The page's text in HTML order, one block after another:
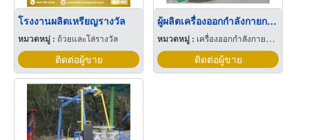
โรงงานผลิตเหรียญรางวัล
หมวดหมู่ : ถ้วยและโล่รางวัล
ติดต่อผู้ขาย
ผู้ผลิตเครื่องออกกำลังกายกลางแจ้ง
หมวดหมู่ : เครื่องออกกำลังกายกลางแจ้ง
ติดต่อผู้ขาย